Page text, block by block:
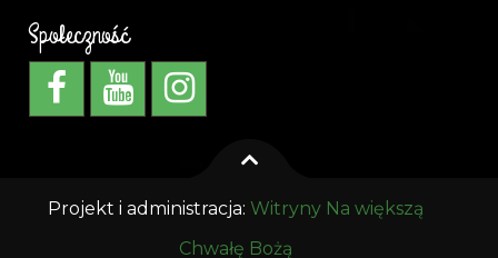
Społeczność
Projekt i administracja: Witryny Na większą
Chwałę Bożą